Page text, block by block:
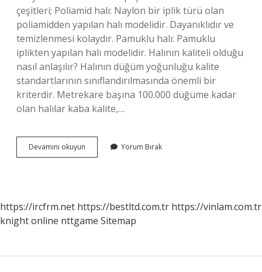
çeşitleri; Poliamid halı: Naylon bir iplik türü olan
poliamidden yapılan halı modelidir. Dayanıklıdır ve
temizlenmesi kolaydır. Pamuklu halı: Pamuklu
iplikten yapılan halı modelidir. Halının kaliteli olduğu
nasıl anlaşılır? Halının düğüm yoğunluğu kalite
standartlarının sınıflandırılmasında önemli bir
kriterdir. Metrekare başına 100.000 düğüme kadar
olan halılar kaba kalite,…
Devamını okuyun
Premium
Yorum Bırak
https://ircfrm.net https://bestltd.com.tr https://vinlam.com.tr
knight online nttgame Sitemap